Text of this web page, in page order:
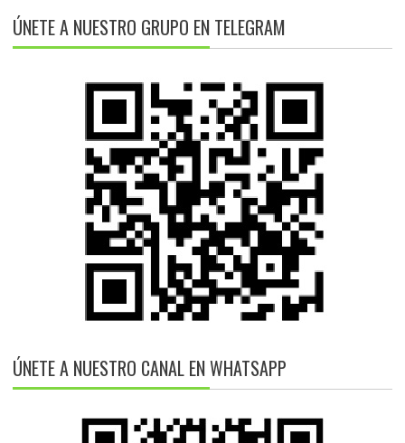
ÚNETE A NUESTRO GRUPO EN TELEGRAM
ÚNETE A NUESTRO CANAL EN WHATSAPP